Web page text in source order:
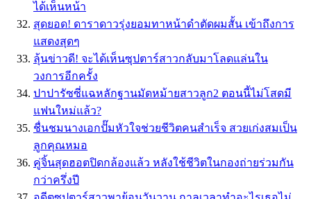
ได้เห็นหน้า
สุดยอด! ดาราดาวรุ่งยอมทาหน้าดำตัดผมสั้น เข้าถึงการ
แสดงสุดๆ
ลุ้นข่าวดี! จะได้เห็นซุปตาร์สาวกลับมาโลดแล่นใน
วงการอีกครั้ง
ปาปารัซซี่แฉหลักฐานมัดหม้ายสาวลูก2 ตอนนี้ไม่โสดมี
แฟนใหม่แล้ว?
ชื่นชมนางเอกปั๊มหัวใจช่วยชีวิตคนสำเร็จ สวยเก่งสมเป็น
ลูกคุณหมอ
คู่จิ้นสุดฮอตปิดกล้องแล้ว หลังใช้ชีวิตในกองถ่ายร่วมกัน
กว่าครึ่งปี